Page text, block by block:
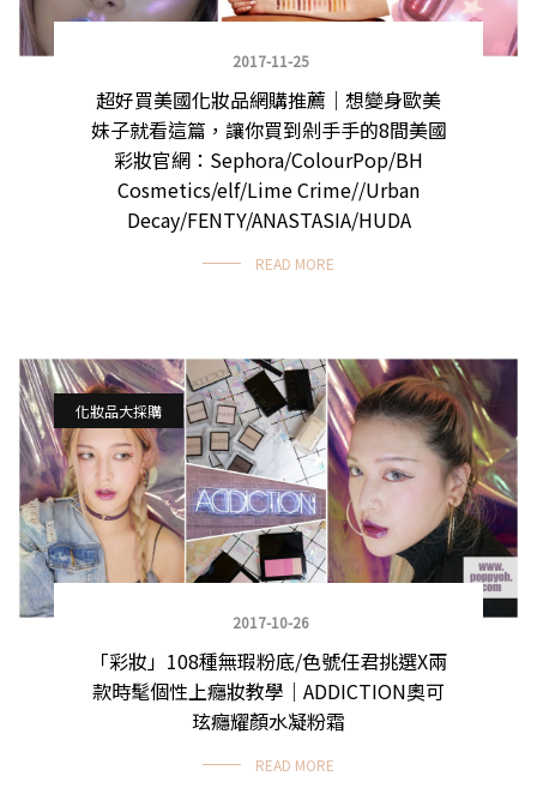
2017-11-25
超好買美國化妝品網購推薦｜想變身歐美
妹子就看這篇，讓你買到剁手手的8間美國
彩妝官網：Sephora/ColourPop/BH
Cosmetics/elf/Lime Crime//Urban
Decay/FENTY/ANASTASIA/HUDA
READ MORE
化妝品大採購
2017-10-26
「彩妝」108種無瑕粉底/色號任君挑選X兩
款時髦個性上癮妝教學｜ADDICTION奧可
玹癮耀顏水凝粉霜
READ MORE